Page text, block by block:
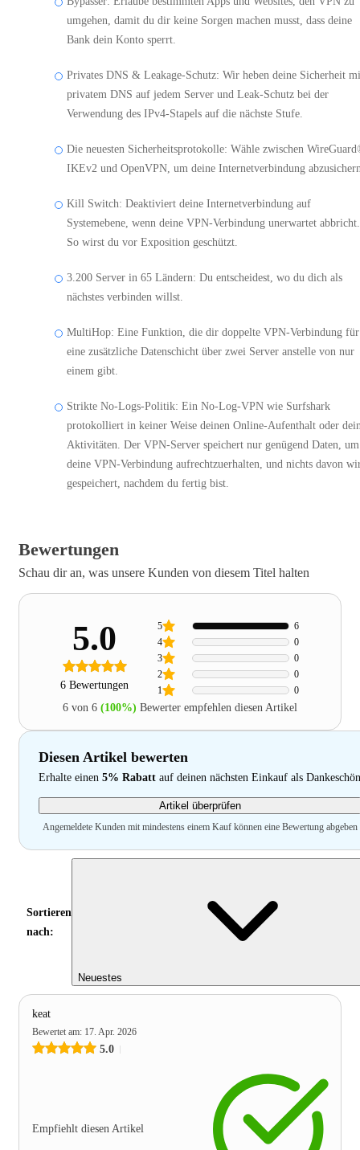
umgehen, damit du dir keine Sorgen machen musst, dass deine
Bank dein Konto sperrt.
Privates DNS & Leakage-Schutz: Wir heben deine Sicherheit
privatem DNS auf jedem Server und Leak-Schutz bei der
Verwendung des IPv4-Stapels auf die nächste Stufe.
Die neuesten Sicherheitsprotokolle: Wähle zwischen
IKEv2 und OpenVPN, um deine Internetverbindung
Kill Switch: Deaktiviert deine Internetverbindung auf
Systemebene, wenn deine VPN-Verbindung unerwartet abbricht.
So wirst du vor Exposition geschützt.
3.200 Server in 65 Ländern: Du entscheidest, wo du dich als
nächstes verbinden willst.
MultiHop: Eine Funktion, die dir doppelte VPN-Verbindung für
eine zusätzliche Datenschicht über zwei Server anstelle von nur
einem gibt.
Strikte No-Logs-Politik: Ein No-Log-VPN wie Surfshark
protokolliert in keiner Weise deinen Online-Aufenthalt oder
Aktivitäten. Der VPN-Server speichert nur genügend Daten, um
deine VPN-Verbindung aufrechtzuerhalten, und nichts davon
gespeichert, nachdem du fertig bist.
Bewertungen
Schau dir an, was unsere Kunden von diesem Titel halten
5.0
6 Bewertungen 1 0
2 0
3 0
4 0
5 6
6 von 6 (100%) Bewerter empfehlen diesen Artikel
Diesen Artikel bewerten
Erhalte einen 5% Rabatt auf deinen nächsten Einkauf als Dankeschön
Artikel überprüfen
Angemeldete Kunden mit mindestens einem Kauf können eine Bewertung abgeben
Sortieren
nach:
Neuestes
keat
Bewertet am: 17. Apr. 2026
5.0
Empfiehlt diesen Artikel